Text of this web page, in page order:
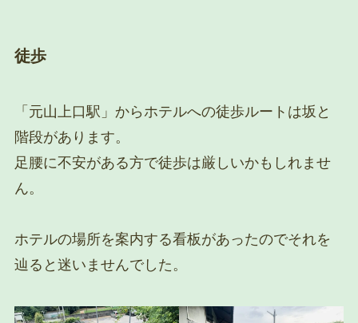
徒歩
「元山上口駅」からホテルへの徒歩ルートは坂と
階段があります。
足腰に不安がある方で徒歩は厳しいかもしれませ
ん。
ホテルの場所を案内する看板があったのでそれを
辿ると迷いませんでした。